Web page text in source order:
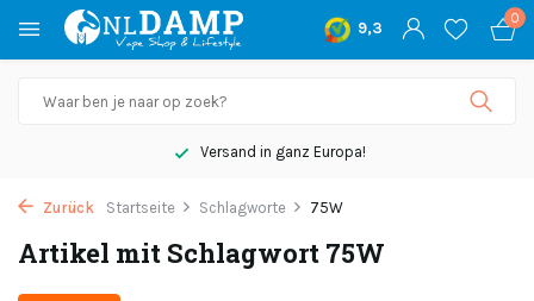
9,3
0
Versand in ganz Europa!
Zurück Startseite Schlagworte 75W
Artikel mit Schlagwort 75W